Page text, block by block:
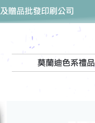
贈品批發印刷公司
莫蘭迪色系禮品